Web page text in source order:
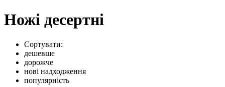
Ножі десертні
Сортувати:
дешевше
дорожче
нові надходження
популярність